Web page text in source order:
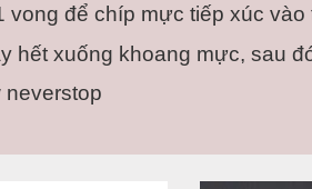
để chíp mực tiếp xúc vào
hết xuống khoang mực, sau
neverstop